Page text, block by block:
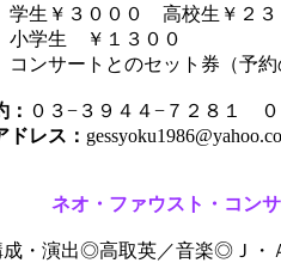
高校生￥２３００
３００
セット券（予約のみ
： ０３−３９４４−７２８１
ドレス：
ネオ・ファウスト・コン
成・演出◎高取英／音楽◎Ｊ・